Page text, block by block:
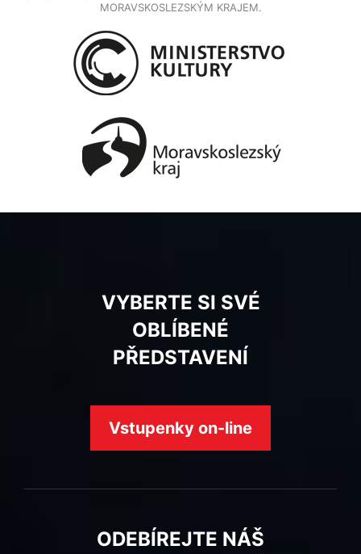
MORAVSKOSLEZSKÝM KRAJEM.
VYBERTE SI SVÉ
OBLÍBENÉ
PŘEDSTAVENÍ
Vstupenky on-line
ODEBÍREJTE NÁŠ